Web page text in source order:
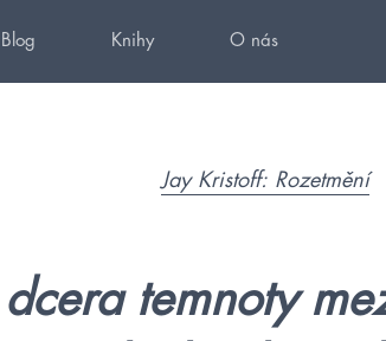
Blog Knihy O nás
Jay Kristoff: Rozetmění
dcera temnoty